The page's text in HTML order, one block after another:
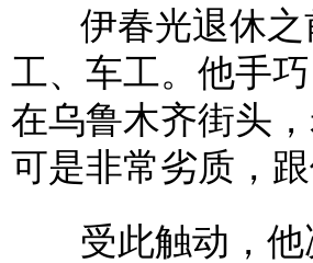
伊春光退休之
工、车工。他手
在乌鲁木齐街头
可是非常劣质，
受此触动，他